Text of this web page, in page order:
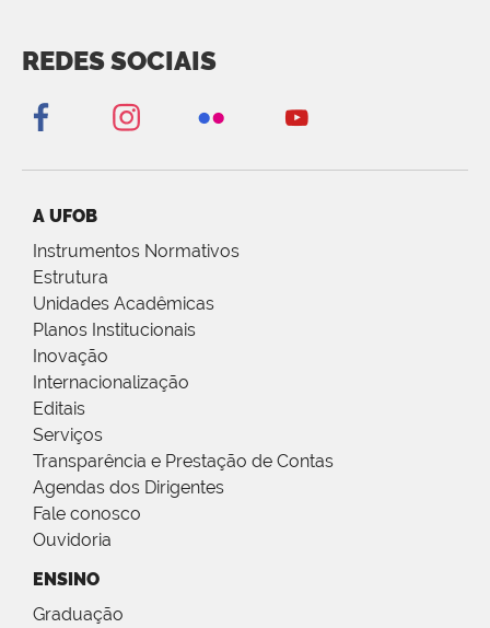
REDES SOCIAIS
A UFOB
Instrumentos Normativos
Estrutura
Unidades Acadêmicas
Planos Institucionais
Inovação
Internacionalização
Editais
Serviços
Transparência e Prestação de Contas
Agendas dos Dirigentes
Fale conosco
Ouvidoria
ENSINO
Graduação